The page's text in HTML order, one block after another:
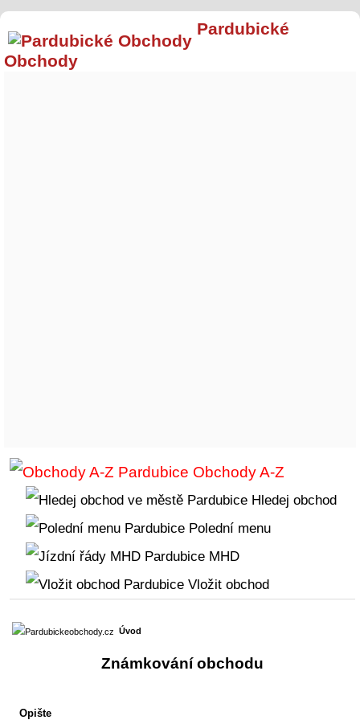
Pardubické
Obchody
Obchody A-Z
Hledej obchod
Polední menu
MHD
Vložit obchod
Úvod
Známkování obchodu
Opište